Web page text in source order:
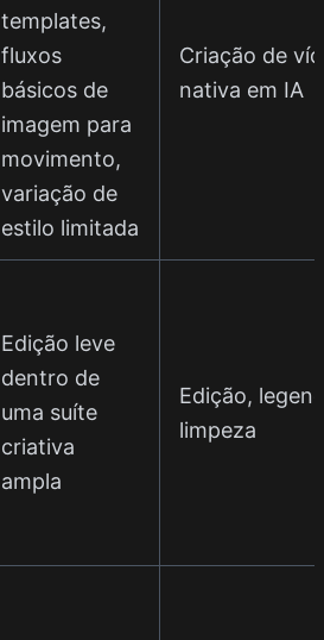
templates,
fluxos
básicos de
imagem para
movimento,
variação de
estilo limitada
Criação de
nativa em IA
Edição leve
dentro de
uma suíte
criativa
ampla
Edição,
limpeza